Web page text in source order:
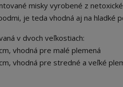
misky vyrobené z
je teda vhodná aj na hladké
v dvoch veľkostiach:
vhodná pre malé plemená
vhodná pre stredné a veľké